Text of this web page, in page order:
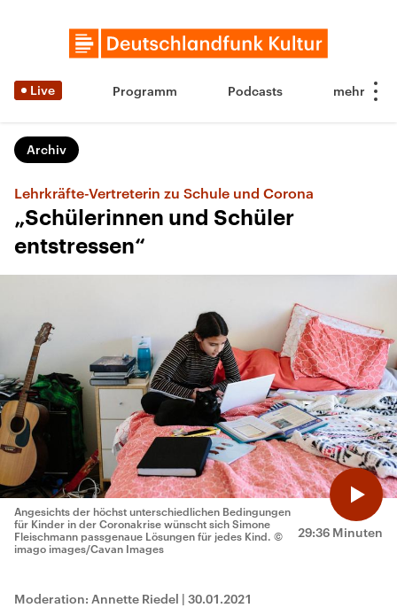
Live Programm Podcasts
Archiv
Lehrkräfte-Vertreterin zu Schule und Corona
„Schülerinnen und Schüler
entstressen“
29:36 Minuten
Angesichts der höchst unterschiedlichen Bedingungen
für Kinder in der Coronakrise wünscht sich Simone
Fleischmann passgenaue Lösungen für jedes Kind. ©
imago images/Cavan Images
Moderation: Annette Riedel | 30.01.2021